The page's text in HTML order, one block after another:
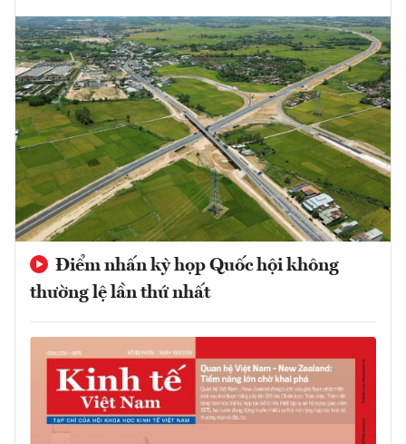
Điểm nhấn kỳ họp Quốc hội không
thường lệ lần thứ nhất